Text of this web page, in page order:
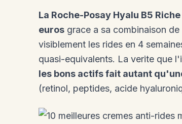
La Roche-Posay Hyalu B5
euros grace a sa combinaison
visiblement les rides en 4
quasi-equivalents. La verite que
les bons actifs fait autant
(retinol, peptides, acide